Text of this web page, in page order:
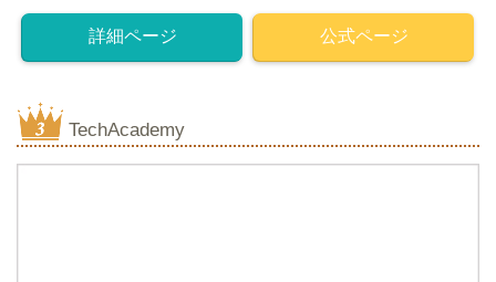
詳細ページ 公式ページ
TechAcademy